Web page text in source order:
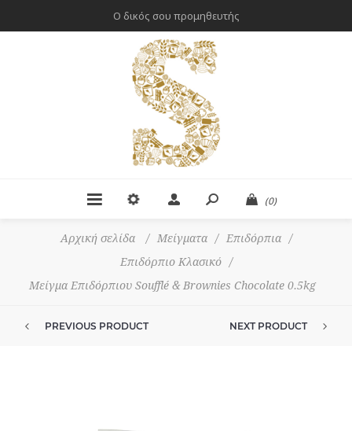
Ο δικός σου προμηθευτής
(0)
Αρχική σελίδα / Μείγματα / Επιδόρπια
/
Επιδόρπιο Κλασικό
/
Μείγμα Επιδόρπιου Soufflé & Brownies Chocolate 0.5kg
PREVIOUS PRODUCT NEXT PRODUCT